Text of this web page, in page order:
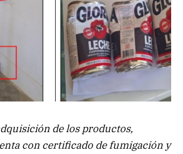
de los productos,
con certificado de fumigación y